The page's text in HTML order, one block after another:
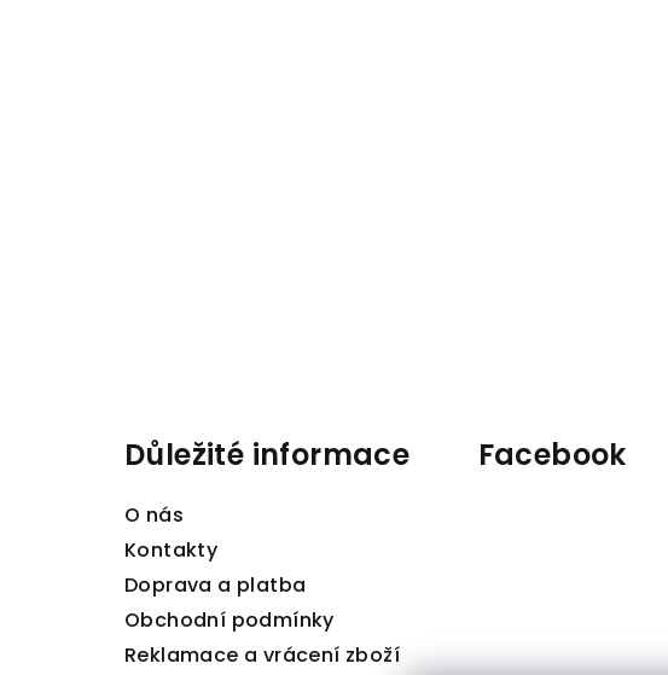
Důležité informace
O nás
Kontakty
Doprava a platba
Obchodní podmínky
Reklamace a vrácení zboží
Facebook